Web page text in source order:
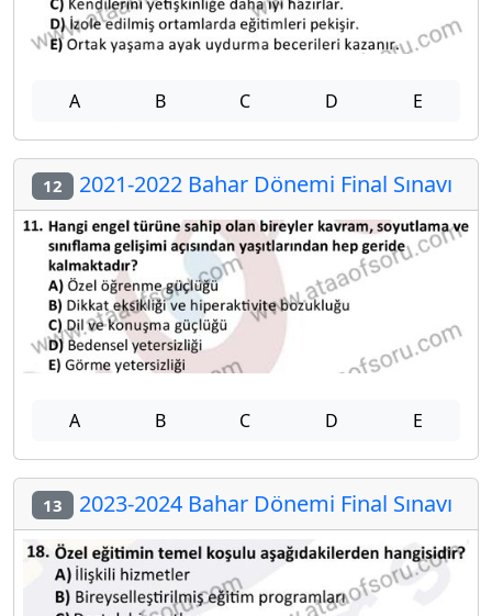
A B C D E
12 2021-2022 Bahar Dönemi Final Sınavı
A B C D E
13 2023-2024 Bahar Dönemi Final Sınavı